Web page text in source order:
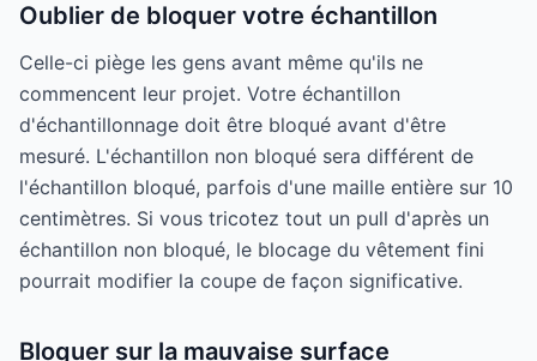
Oublier de bloquer votre échantillon
Celle-ci piège les gens avant même qu'ils ne
commencent leur projet. Votre échantillon
d'échantillonnage doit être bloqué avant d'être
mesuré. L'échantillon non bloqué sera différent de
l'échantillon bloqué, parfois d'une maille entière sur 10
centimètres. Si vous tricotez tout un pull d'après un
échantillon non bloqué, le blocage du vêtement fini
pourrait modifier la coupe de façon significative.
Bloquer sur la mauvaise surface